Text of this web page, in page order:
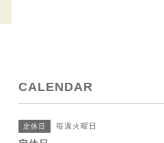
CALENDAR
定休日 毎週火曜日